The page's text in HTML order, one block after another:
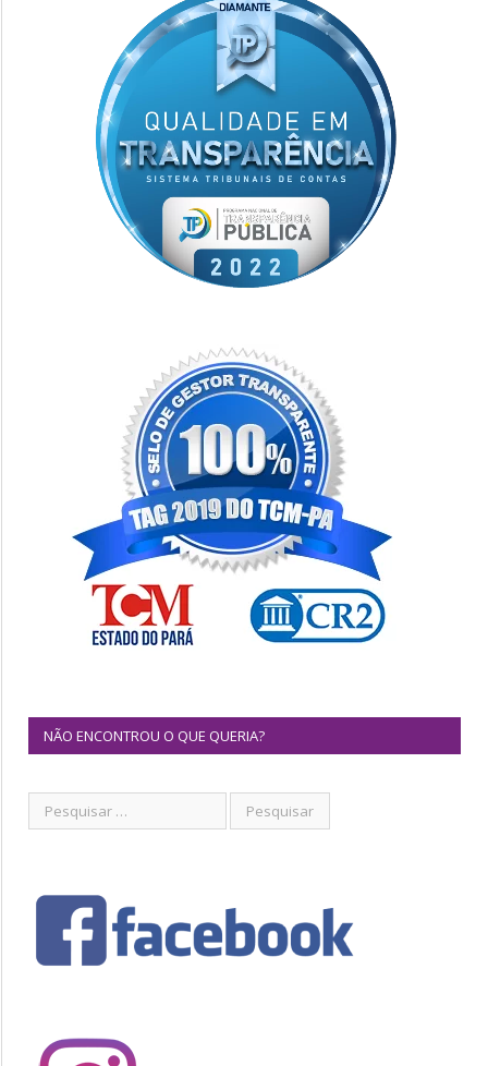
NÃO ENCONTROU O QUE QUERIA?